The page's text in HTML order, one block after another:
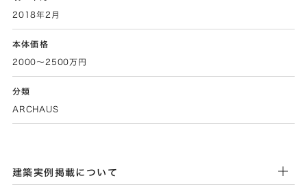
2018年2月
本体価格
2000～2500万円
分類
ARCHAUS
建築実例掲載について